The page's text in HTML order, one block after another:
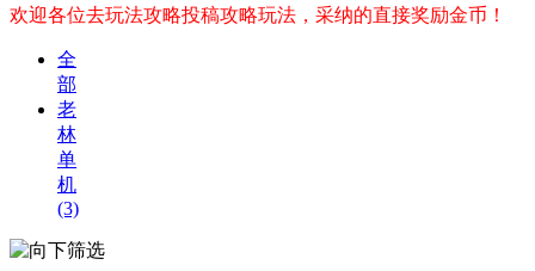
欢迎各位去玩法攻略投稿攻略玩法，采纳的直接奖励金币！
全
部
老
林
单
机
(3)
筛选